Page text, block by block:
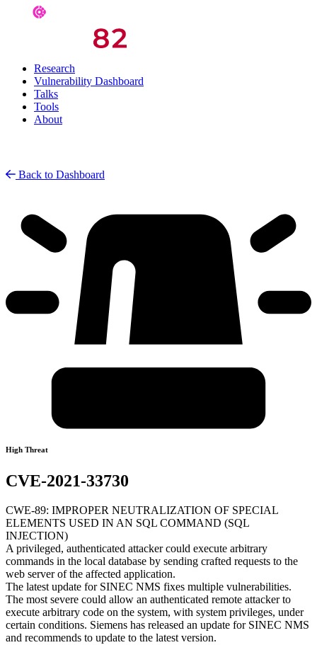
Research
Vulnerability Dashboard
Talks
Tools
About
Back to Dashboard
High Threat
CVE-2021-33730
CWE-89: IMPROPER NEUTRALIZATION OF SPECIAL
ELEMENTS USED IN AN SQL COMMAND (SQL
INJECTION)
A privileged, authenticated attacker could execute arbitrary
commands in the local database by sending crafted requests to the
web server of the affected application.
The latest update for SINEC NMS fixes multiple vulnerabilities.
The most severe could allow an authenticated remote attacker to
execute arbitrary code on the system, with system privileges, under
certain conditions. Siemens has released an update for SINEC NMS
and recommends to update to the latest version.